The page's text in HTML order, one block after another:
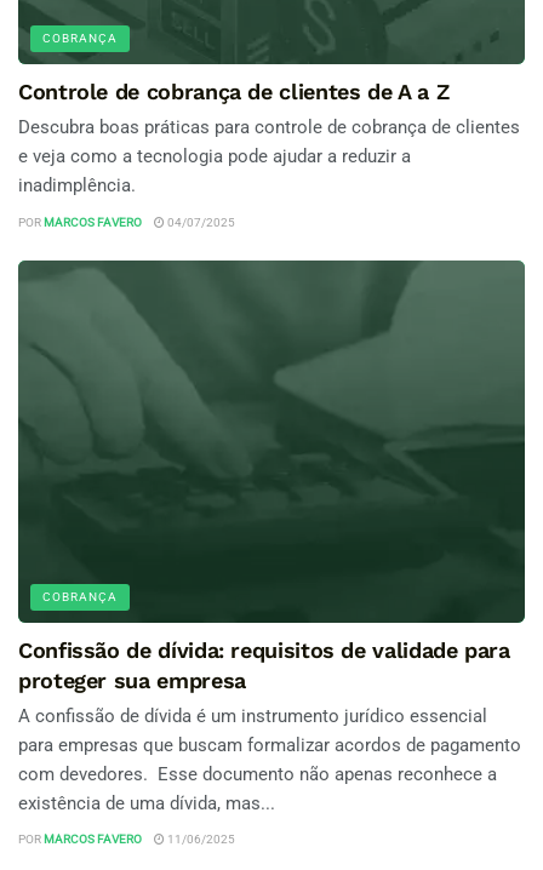
COBRANÇA
Controle de cobrança de clientes de A a Z
Descubra boas práticas para controle de cobrança de clientes
e veja como a tecnologia pode ajudar a reduzir a
inadimplência.
POR MARCOS FAVERO 04/07/2025
COBRANÇA
Confissão de dívida: requisitos de validade para
proteger sua empresa
A confissão de dívida é um instrumento jurídico essencial
para empresas que buscam formalizar acordos de pagamento
com devedores. Esse documento não apenas reconhece a
existência de uma dívida, mas...
POR MARCOS FAVERO 11/06/2025